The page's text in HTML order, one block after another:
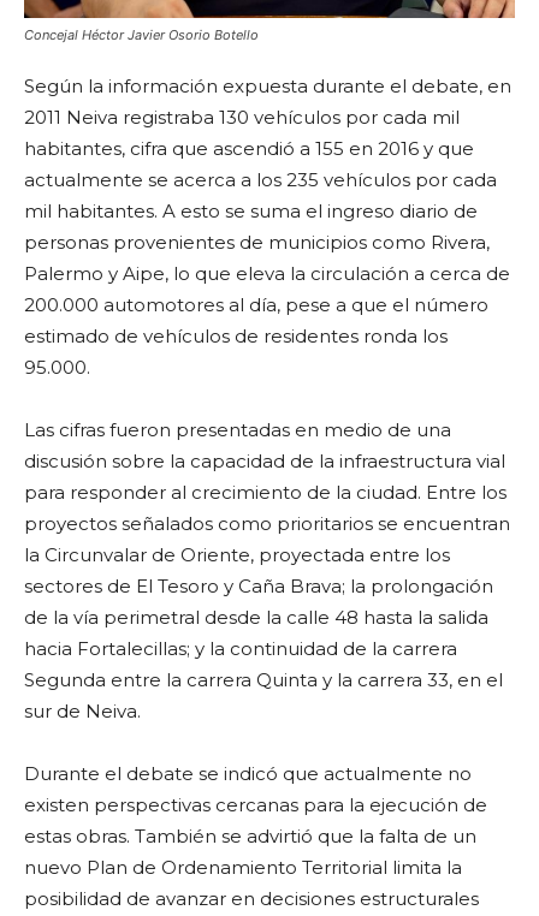
Concejal Héctor Javier Osorio Botello
Según la información expuesta durante el debate, en
2011 Neiva registraba 130 vehículos por cada mil
habitantes, cifra que ascendió a 155 en 2016 y que
actualmente se acerca a los 235 vehículos por cada
mil habitantes. A esto se suma el ingreso diario de
personas provenientes de municipios como Rivera,
Palermo y Aipe, lo que eleva la circulación a cerca de
200.000 automotores al día, pese a que el número
estimado de vehículos de residentes ronda los
95.000.
Las cifras fueron presentadas en medio de una
discusión sobre la capacidad de la infraestructura vial
para responder al crecimiento de la ciudad. Entre los
proyectos señalados como prioritarios se encuentran
la Circunvalar de Oriente, proyectada entre los
sectores de El Tesoro y Caña Brava; la prolongación
de la vía perimetral desde la calle 48 hasta la salida
hacia Fortalecillas; y la continuidad de la carrera
Segunda entre la carrera Quinta y la carrera 33, en el
sur de Neiva.
Durante el debate se indicó que actualmente no
existen perspectivas cercanas para la ejecución de
estas obras. También se advirtió que la falta de un
nuevo Plan de Ordenamiento Territorial limita la
posibilidad de avanzar en decisiones estructurales